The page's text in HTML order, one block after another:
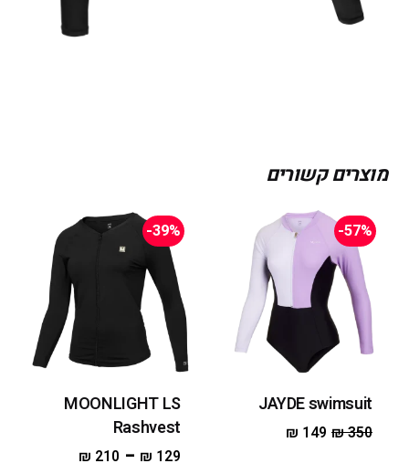
מוצרים קשורים
-57%
JAYDE swimsuit
₪350
₪ 149
-39%
MOONLIGHT LS
Rashvest
₪ 129
–
₪ 210